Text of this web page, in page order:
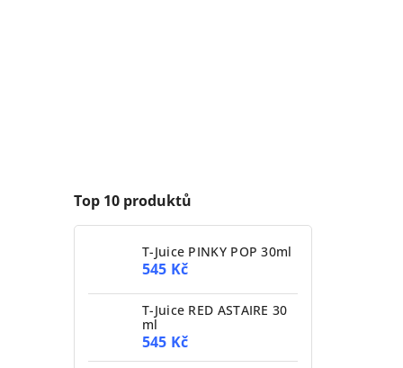
Top 10 produktů
T-Juice PINKY POP 30ml
545 Kč
T-Juice RED ASTAIRE 30
ml
545 Kč